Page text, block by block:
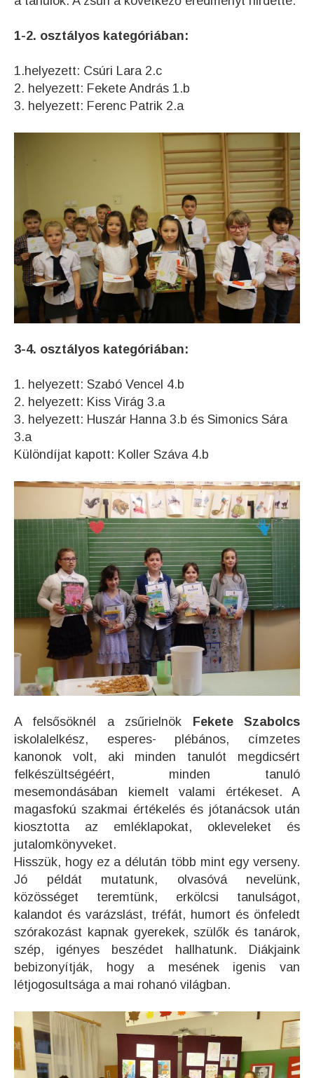
1-2. osztályos kategóriában:
1.helyezett: Csúri Lara 2.c
2. helyezett: Fekete András 1.b
3. helyezett: Ferenc Patrik 2.a
3-4. osztályos kategóriában:
1. helyezett: Szabó Vencel 4.b
2. helyezett: Kiss Virág 3.a
3. helyezett: Huszár Hanna 3.b és Simonics Sára
3.a
Különdíjat kapott: Koller Száva 4.b
A felsősöknél a zsűrielnök
Fekete Szabolcs
iskolalelkész, esperes- plébános, címzetes
kanonok volt, aki minden tanulót megdicsért
felkészültségéért, minden tanuló
mesemondásában kiemelt valami értékeset. A
magasfokú szakmai értékelés és jótanácsok után
kiosztotta az emléklapokat, okleveleket és
jutalomkönyveket.
Hisszük, hogy ez a délután több mint egy verseny.
Jó példát mutatunk, olvasóvá nevelünk,
közösséget teremtünk, erkölcsi tanulságot,
kalandot és varázslást, tréfát, humort és önfeledt
szórakozást kapnak gyerekek, szülők és tanárok,
szép, igényes beszédet hallhatunk. Diákjaink
bebizonyítják, hogy a mesének igenis van
létjogosultsága a mai rohanó világban.